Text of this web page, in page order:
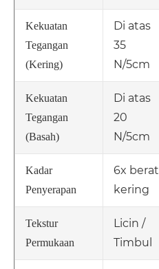
Kekuatan
Tegangan
(Kering)
Di atas
35
N/5cm
Kekuatan
Tegangan
(Basah)
Di atas
20
N/5cm
Kadar
Penyerapan
6x berat
kering
Tekstur
Permukaan
Licin /
Timbul